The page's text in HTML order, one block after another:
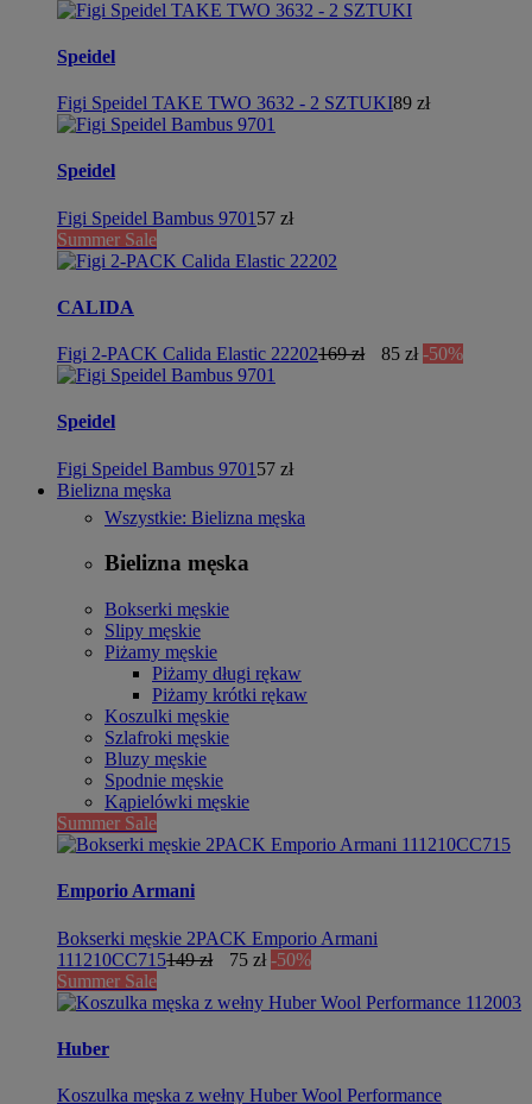
Speidel
Figi Speidel TAKE TWO 3632 - 2 SZTUKI89 zł
Speidel
Figi Speidel Bambus 9701 57 zł
Summer Sale
CALIDA
Figi 2-PACK Calida Elastic 22202169 zł 85 zł -50%
Speidel
Figi Speidel Bambus 9701 57 zł
Bielizna męska
Wszystkie: Bielizna męska
Bielizna męska
Bokserki męskie
Slipy męskie
Piżamy męskie
Piżamy długi rękaw
Piżamy krótki rękaw
Koszulki męskie
Szlafroki męskie
Bluzy męskie
Spodnie męskie
Kąpielówki męskie
Summer Sale
Emporio Armani
Bokserki męskie 2PACK Emporio Armani
111210CC715149 zł 75 zł -50%
Summer Sale
Huber
Koszulka męska z wełny Huber Wool Performance